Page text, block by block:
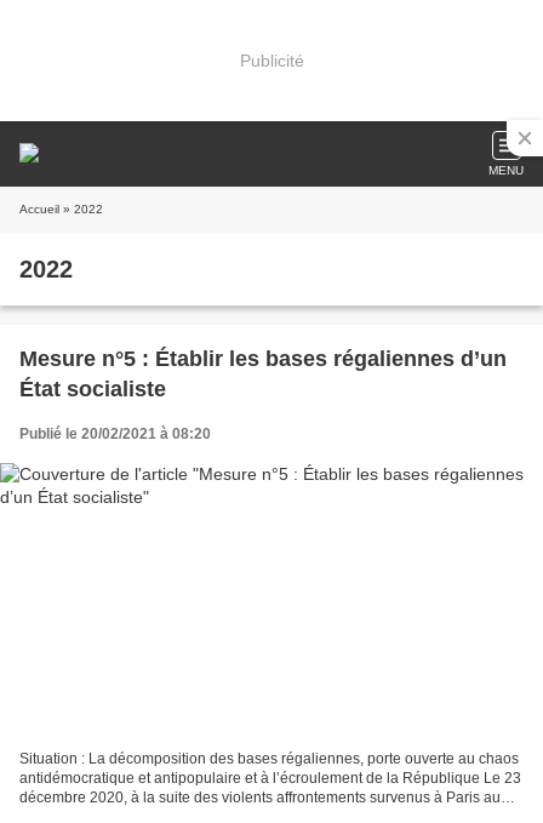
Publicité
MENU
Accueil » 2022
2022
Mesure n°5 : Établir les bases régaliennes d’un
État socialiste
Publié le 20/02/2021 à 08:20
Situation : La décomposition des bases régaliennes, porte ouverte au chaos
antidémocratique et antipopulaire et à l’écroulement de la République Le 23
décembre 2020, à la suite des violents affrontements survenus à Paris au